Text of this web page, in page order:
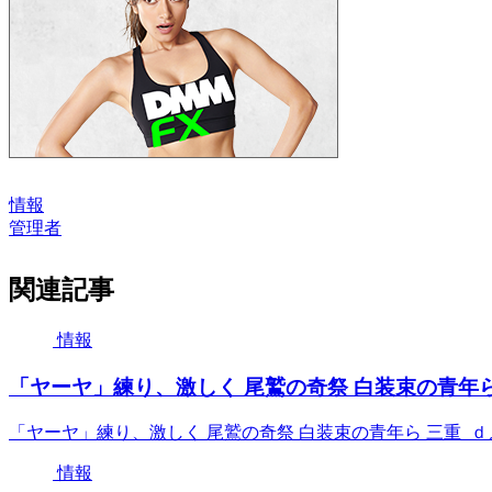
情報
管理者
関連記事
情報
「ヤーヤ」練り、激しく 尾鷲の奇祭 白装束の青年
「ヤーヤ」練り、激しく 尾鷲の奇祭 白装束の青年ら 三重
情報